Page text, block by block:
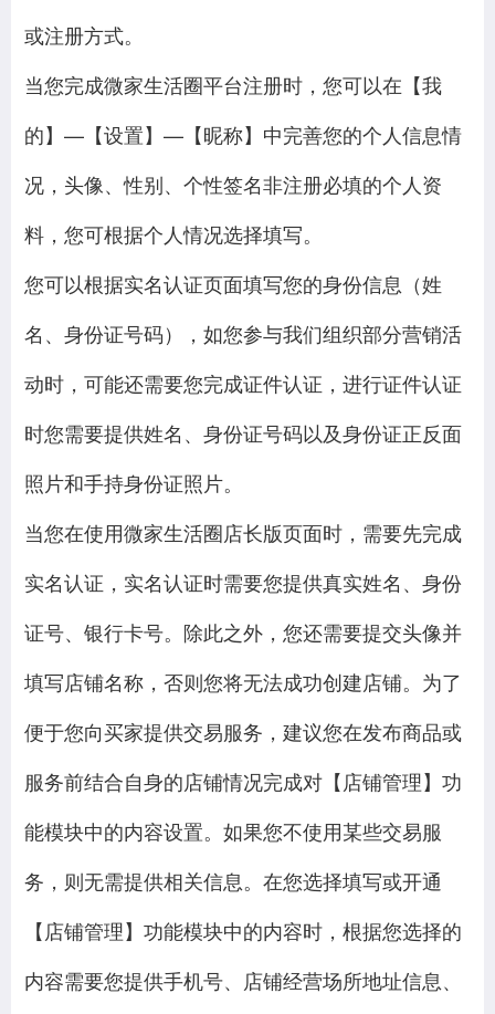
或注册方式。
当您完成微家生活圈平台注册时，您可以在【我
的】—【设置】—【昵称】中完善您的个人信息情
况，头像、性别、个性签名非注册必填的个人资
料，您可根据个人情况选择填写。
您可以根据实名认证页面填写您的身份信息（姓
名、身份证号码），如您参与我们组织部分营销活
动时，可能还需要您完成证件认证，进行证件认证
时您需要提供姓名、身份证号码以及身份证正反面
照片和手持身份证照片。
当您在使用微家生活圈店长版页面时，需要先完成
实名认证，实名认证时需要您提供真实姓名、身份
证号、银行卡号。除此之外，您还需要提交头像并
填写店铺名称，否则您将无法成功创建店铺。为了
便于您向买家提供交易服务，建议您在发布商品或
服务前结合自身的店铺情况完成对【店铺管理】功
能模块中的内容设置。如果您不使用某些交易服
务，则无需提供相关信息。在您选择填写或开通
【店铺管理】功能模块中的内容时，根据您选择的
内容需要您提供手机号、店铺经营场所地址信息、